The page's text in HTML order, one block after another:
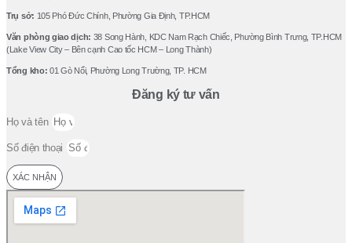
Trụ sở: 105 Phó Ðức Chính, Phường Gia Ðịnh, TP.HCM
Văn phòng giao dịch: 38 Song Hành, KDC Nam Rạch Chiếc, Phường Bình Trưng, TP.HCM
(Lake View City – Bên cạnh Cao tốc HCM – Long Thành)
Tổng kho: 01 Gò Nổi, Phường Long Trường, TP. HCM
Đăng ký tư vấn
Họ và tên
Số điện thoại
XÁC NHẬN